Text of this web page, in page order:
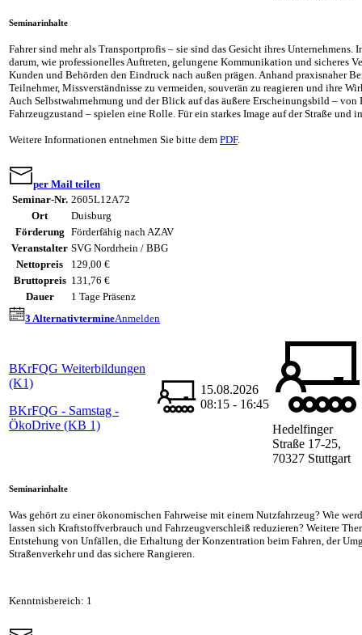
Seminarinhalte
Fahrer sind mehr als Transportprofis – sie sind das Gesicht ihres Unternehmens.
darum, wie professionelles Auftreten, gelungene Kommunikation und sicheres
Kunden und Behörden den Eindruck nach außen prägen. Anhand praxisnaher
Teilnehmer, Missverständnisse zu vermeiden, souverän zu reagieren und ihre
Auch Selbstwahrnehmung und der Blick auf das äußere Erscheinungsbild –
Fahrzeugzustand – spielen eine Rolle. Für ein starkes Image auf der Straße und
Weitere Informationen entnehmen Sie bitte dem PDF.
per Mail teilen
Seminar-Nr. 2605L12A72
Ort
Duisburg
Förderung Förderfähig nach AZAV
Veranstalter SVG Nordrhein / BBG
Nettopreis
129,00 €
Bruttopreis 131,76 €
Dauer
1 Tage Präsenz
3 AlternativtermineAnmelden
BKrFQG Weiterbildungen
(K1)
BKrFQG - Samstag -
ÖkoDrive (KB 1)
15.08.2026
08:15 - 16:45
Hedelfinger
Straße 17-25,
70327 Stuttgart
Seminarinhalte
Was gehört zu einer ökonomischen Fahrweise mit einem Nutzfahrzeug? Wie
lassen sich Kraftstoffverbrauch und Fahrzeugverschleiß reduzieren? Weitere
Entstehung von Unfällen, die Erhaltung der Konzentration beim Fahren, der
Straßenverkehr und das sichere Rangieren.
Kenntnisbereich: 1